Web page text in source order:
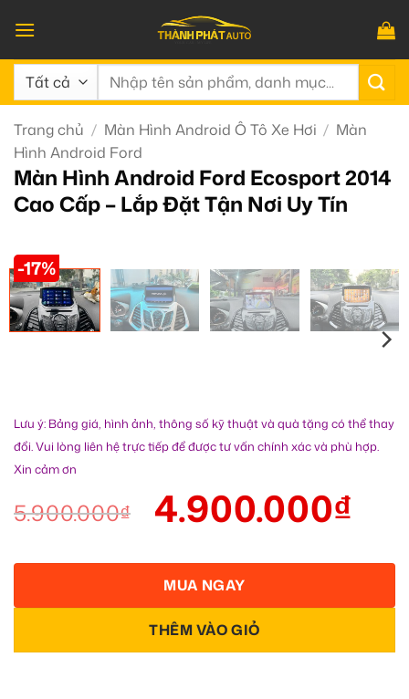
qua
nội
dung
Tìm
Trang chủ / Màn Hình Android Ô Tô Xe Hơi / Màn
Hình Android Ford
Màn Hình Android Ford Ecosport 2014
Cao Cấp – Lắp Đặt Tận Nơi Uy Tín
-17%
Lưu ý: Bảng giá, hình ảnh, thông số kỹ thuật và quà tặng có thể thay
đổi. Vui lòng liên hệ trực tiếp để được tư vấn chính xác và phù hợp.
Xin cảm ơn
5.900.000₫ 4.900.000₫
THÊM VÀO GIỎ
MUA NGAY